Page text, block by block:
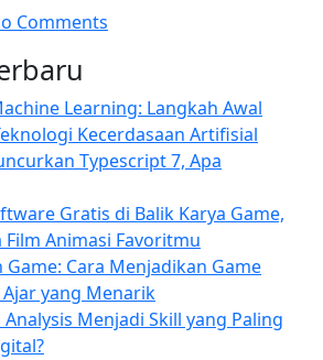
Comments
Learning: Langkah Awal
Kecerdasaan Artifisial
Typescript 7, Apa
Gratis di Balik Karya Game,
Animasi Favoritmu
Game: Cara Menjadikan Game
yang Menarik
Menjadi Skill yang Paling